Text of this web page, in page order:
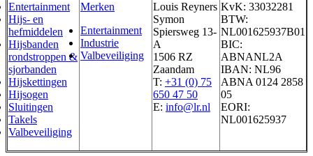
Entertainment
Hijs- en
hefmiddelen
Hijsbanden
rondstroppen &
sjorbanden
Hijskettingen
Hijsogen
Sluitingen
Takels
Valbeveiliging
Merken
Entertainment
Industrie
Valbeveiliging
Louis Reyners
Symon
Spiersweg 13-
A
1506 RZ
Zaandam
T: +31 (0) 75
650 47 50
E: info@lr.nl
KvK: 33032281
BTW:
NL001625937B01
BIC:
ABNANL2A
IBAN: NL96
ABNA 0124 2858
05
EORI:
NL001625937